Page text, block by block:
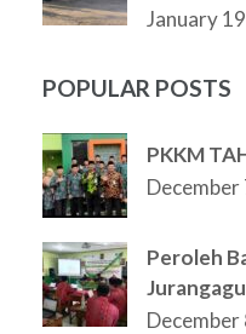
January
POPULAR POSTS
PKKM
Peroleh